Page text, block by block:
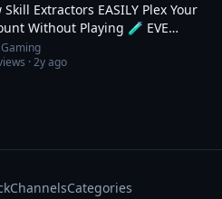
Skill Extractors EASILY Plex Your
Without Playing 🧪 EVE
Guide
·2y ago
ChannelsCategories